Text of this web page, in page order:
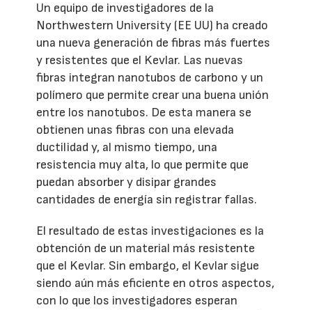
Un equipo de investigadores de la
Northwestern University (EE UU) ha creado
una nueva generación de fibras más fuertes
y resistentes que el Kevlar. Las nuevas
fibras integran nanotubos de carbono y un
polímero que permite crear una buena unión
entre los nanotubos. De esta manera se
obtienen unas fibras con una elevada
ductilidad y, al mismo tiempo, una
resistencia muy alta, lo que permite que
puedan absorber y disipar grandes
cantidades de energía sin registrar fallas.
El resultado de estas investigaciones es la
obtención de un material más resistente
que el Kevlar. Sin embargo, el Kevlar sigue
siendo aún más eficiente en otros aspectos,
con lo que los investigadores esperan